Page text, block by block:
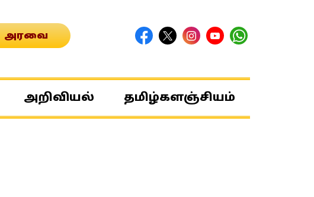
அரவை
அறிவியல் தமிழ்களஞ்சியம்